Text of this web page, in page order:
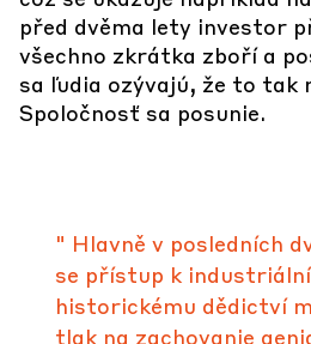
před dvěma lety investor
všechno zkrátka zboří a
sa ľudia ozývajú, že to tak
Spoločnosť sa posunie.
" Hlavně v posledních
se přístup k
historickému dědictví
tlak na zachovanie